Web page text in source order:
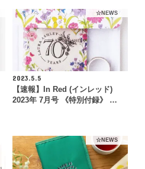
☆NEWS
2023.5.5
【速報】In Red (インレッド)
2023年 7月号 《特別付録》 …
☆NEWS